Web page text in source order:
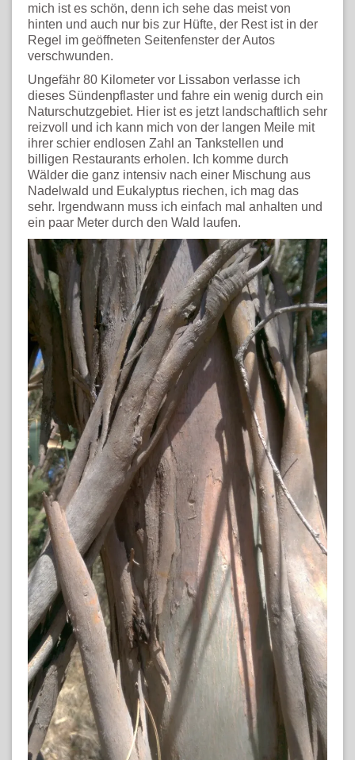
mich ist es schön, denn ich sehe das meist von
hinten und auch nur bis zur Hüfte, der Rest ist in der
Regel im geöffneten Seitenfenster der Autos
verschwunden.
Ungefähr 80 Kilometer vor Lissabon verlasse ich
dieses Sündenpflaster und fahre ein wenig durch ein
Naturschutzgebiet. Hier ist es jetzt landschaftlich sehr
reizvoll und ich kann mich von der langen Meile mit
ihrer schier endlosen Zahl an Tankstellen und
billigen Restaurants erholen. Ich komme durch
Wälder die ganz intensiv nach einer Mischung aus
Nadelwald und Eukalyptus riechen, ich mag das
sehr. Irgendwann muss ich einfach mal anhalten und
ein paar Meter durch den Wald laufen.